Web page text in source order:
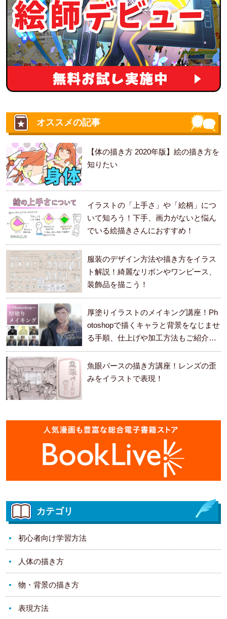
オススメの記事
【体の描き方 2020年版】絵の描き方を
知りたい
イラストの「上手さ」や「絵柄」につ
いて知ろう！下手、画力がないと悩ん
でいる絵描きさんにおすすめ！
服装のデザイン方法や描き方をイラス
ト解説！綺麗なリボンやワンピース、
装飾品を描こう！
厚塗りイラストのメイキング講座！Ph
otoshopで描くキャラと背景をなじませ
る手順、仕上げや加工方法もご紹介し
ます。
魚眼パースの描き方講座！レンズの歪
みをイラストで表現！
カテゴリ
初心者向け学習方法
人体の描き方
物・背景の描き方
表現方法